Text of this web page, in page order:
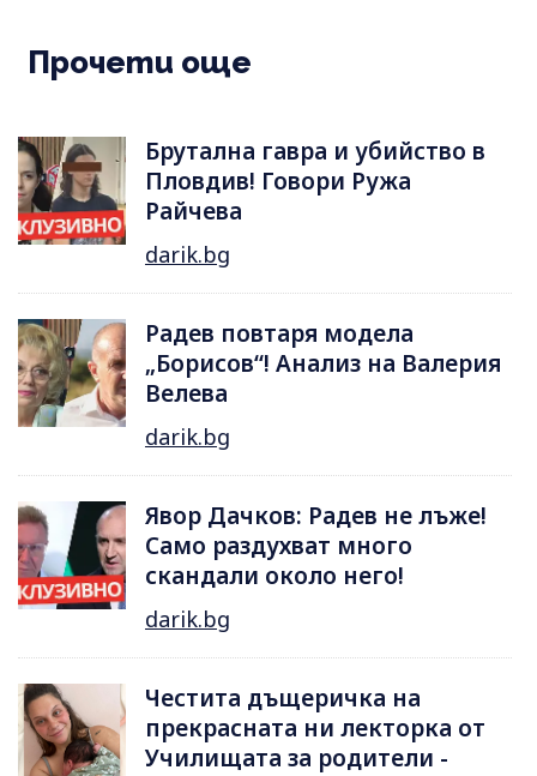
Прочети още
Брутална гавра и убийство в
Пловдив! Говори Ружа
Райчева
darik.bg
Радев повтаря модела
„Борисов“! Анализ на Валерия
Велева
darik.bg
Явор Дачков: Радев не лъже!
Само раздухват много
скандали около него!
darik.bg
Честита дъщеричка на
прекрасната ни лекторка от
Училищата за родители -